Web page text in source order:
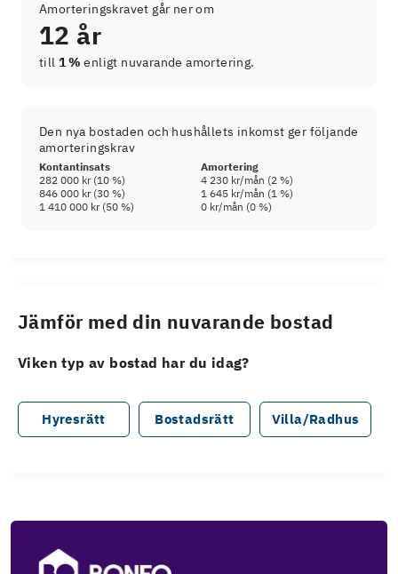
Amorteringskravet går ner om
12 år
till 1 % enligt nuvarande amortering.
Den nya bostaden och hushållets inkomst ger följande
amorteringskrav
Kontantinsats
Amortering
282 000 kr(10 %) 4 230 kr/mån (2 %)
846 000 kr(30 %) 1 645 kr/mån (1 %)
1 410 000 kr(50 %) 0 kr/mån (0 %)
Jämför med din nuvarande bostad
Viken typ av bostad har du idag?
Hyresrätt Bostadsrätt Villa/Radhus